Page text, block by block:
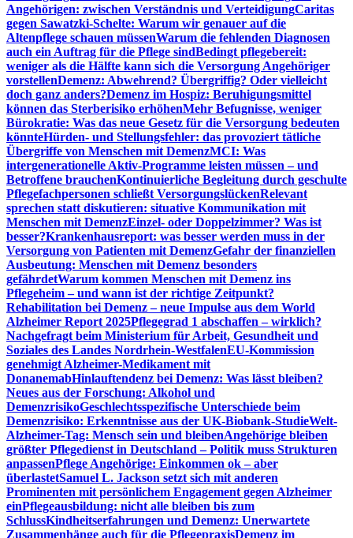
Angehörigen: zwischen Verständnis und VerteidigungCaritas
gegen Sawatzki-Schelte: Warum wir genauer auf die
Altenpflege schauen müssenWarum die fehlenden Diagnosen
auch ein Auftrag für die Pflege sindBedingt pflegebereit:
weniger als die Hälfte kann sich die Versorgung Angehöriger
vorstellenDemenz: Abwehrend? Übergriffig? Oder vielleicht
doch ganz anders?Demenz im Hospiz: Beruhigungsmittel
können das Sterberisiko erhöhenMehr Befugnisse, weniger
Bürokratie: Was das neue Gesetz für die Versorgung bedeuten
könnteHürden- und Stellungsfehler: das provoziert tätliche
Übergriffe von Menschen mit DemenzMCI: Was
intergenerationelle Aktiv-Programme leisten müssen – und
Betroffene brauchenKontinuierliche Begleitung durch geschulte
Pflegefachpersonen schließt VersorgungslückenRelevant
sprechen statt diskutieren: situative Kommunikation mit
Menschen mit DemenzEinzel- oder Doppelzimmer? Was ist
besser?Krankenhausreport: was besser werden muss in der
Versorgung von Patienten mit DemenzGefahr der finanziellen
Ausbeutung: Menschen mit Demenz besonders
gefährdetWarum kommen Menschen mit Demenz ins
Pflegeheim – und wann ist der richtige Zeitpunkt?
Rehabilitation bei Demenz – neue Impulse aus dem World
Alzheimer Report 2025Pflegegrad 1 abschaffen – wirklich?
Nachgefragt beim Ministerium für Arbeit, Gesundheit und
Soziales des Landes Nordrhein-WestfalenEU-Kommission
genehmigt Alzheimer-Medikament mit
DonanemabHinlauftendenz bei Demenz: Was lässt bleiben?
Neues aus der Forschung: Alkohol und
DemenzrisikoGeschlechtsspezifische Unterschiede beim
Demenzrisiko: Erkenntnisse aus der UK-Biobank-StudieWelt-
Alzheimer-Tag: Mensch sein und bleibenAngehörige bleiben
größter Pflegedienst in Deutschland – Politik muss Strukturen
anpassenPflege Angehörige: Einkommen ok – aber
überlastetSamuel L. Jackson setzt sich mit anderen
Prominenten mit persönlichem Engagement gegen Alzheimer
einPflegeausbildung: nicht alle bleiben bis zum
SchlussKindheitserfahrungen und Demenz: Unerwartete
Zusammenhänge auch für die PflegepraxisDemenz im